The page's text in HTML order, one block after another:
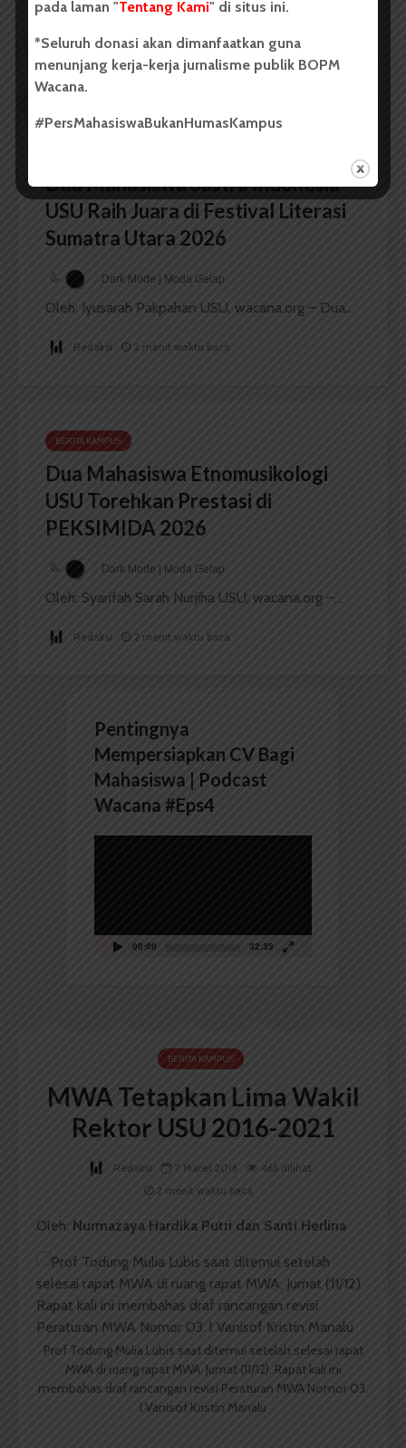
...
Redaksi 2 menit waktu baca
Dua Mahasiswa Sastra Indonesia
USU Raih Juara di Festival Literasi
Sumatra Utara 2026
Dark Mode | Moda Gelap
Oleh: Iyusarah Pakpahan USU, wacana.org – Dua...
Redaksi 2 menit waktu baca
BERITA KAMPUS
Dua Mahasiswa Etnomusikologi
USU Torehkan Prestasi di
PEKSIMIDA 2026
Dark Mode | Moda Gelap
Oleh: Syarifah Sarah Nurjiha USU, wacana.org –...
Redaksi 2 menit waktu baca
Pentingnya
Mempersiapkan CV Bagi
Mahasiswa | Podcast
Wacana #Eps4
00:00 32:39
BERITA KAMPUS
MWA Tetapkan Lima Wakil
Rektor USU 2016-2021
Redaksi 7 Maret 2016
466 dilihat
2 menit waktu baca
Oleh: Nurmazaya Hardika Putri dan Santi Herlina
Prof Todung Mulia Lubis saat ditemui setelah selesai rapat
MWA di ruang rapat MWA, Jumat (11/12). Rapat kali ini
membahas draf rancangan revisi Peraturan MWA Nomor 03.
l Vanisof Kristin Manalu
pada laman "Tentang Kami" di situs ini.
*Seluruh donasi akan dimanfaatkan guna
menunjang kerja-kerja jurnalisme publik BOPM
Wacana.
#PersMahasiswaBukanHumasKampus